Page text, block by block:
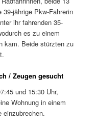
jährige Pkw-Fahrerin
ihr fahrenden 35-
es zu einem
kam. Beide stürzten zu
/ Zeugen gesucht
und 15:30 Uhr,
Wohnung in einem
einzubrechen.